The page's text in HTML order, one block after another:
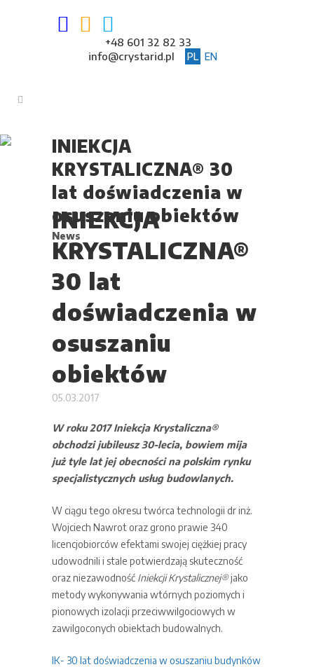
+48 601 32 82 33
info@crystarid.pl
PL EN
INIEKCJA
KRYSTALICZNA® 30
lat doświadczenia w
osuszaniu obiektów
News
INIEKCJA
KRYSTALICZNA®
30 lat
doświadczenia w
osuszaniu
obiektów
05.03.2017
W roku 2017 Iniekcja Krystaliczna®
obchodzi jubileusz 30-lecia, bowiem mija
już tyle lat jej obecności na polskim rynku
specjalistycznych usług budowlanych.
W ciągu tego okresu twórca technologii dr inż.
Wojciech Nawrot oraz grono prawie 340
licencjobiorców efektami swojej ciężkiej pracy
udowodnili i stale potwierdzają skuteczność
oraz niezawodność Iniekcji Krystalicznej®jako
metody wykonywania wtórnych poziomych i
pionowych izolacji przeciwwilgociowych w
zawilgoconych obiektach budowalnych.
IK- 30 lat doświadczenia w osuszaniu budynków